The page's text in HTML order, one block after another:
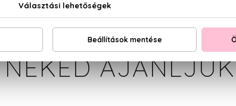
NEKED AJÁNLJUK